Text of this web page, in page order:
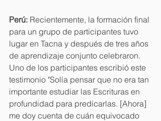
Perú: Recientemente, la formación final
para un grupo de participantes tuvo
lugar en Tacna y después de tres años
de aprendizaje conjunto celebraron.
Uno de los participantes escribió este
testimonio "Solía pensar que no era tan
importante estudiar las Escrituras en
profundidad para predicarlas. [Ahora]
me doy cuenta de cuán equivocado